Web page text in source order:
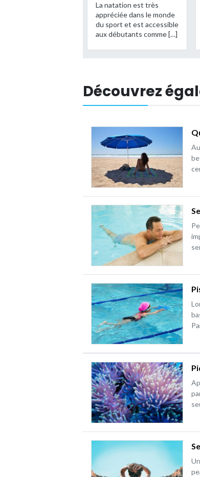
La natation est très
appréciée dans le monde
du sport et est accessible
aux débutants comme […]
Découvrez